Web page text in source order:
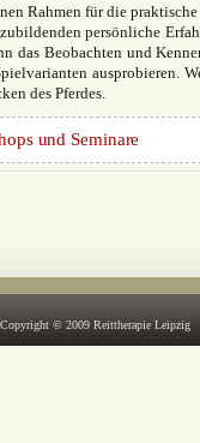
Rahmen für die
persönliche
das Beobachten und
ausprobieren.
des Pferdes.
und Seminare
Copyright © 2009 Reittherapie Leipzig